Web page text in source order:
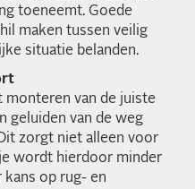
toeneemt. Goede
maken tussen veilig
situatie belanden.
van de juiste
geluiden van de weg
zorgt niet alleen voor
wordt hierdoor minder
op rug- en